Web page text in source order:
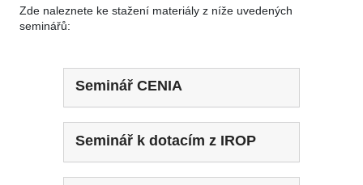
Zde naleznete ke stažení materiály z níže uvedených
seminářů:
Seminář CENIA
Seminář k dotacím z IROP